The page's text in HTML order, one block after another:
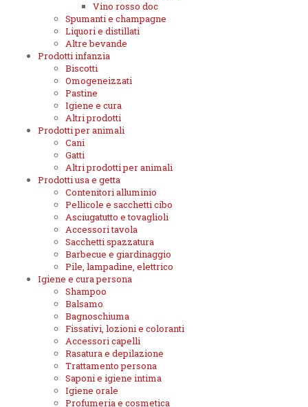
Vino rosso doc
Spumanti e champagne
Liquori e distillati
Altre bevande
Prodotti infanzia
Biscotti
Omogeneizzati
Pastine
Igiene e cura
Altri prodotti
Prodotti per animali
Cani
Gatti
Altri prodotti per animali
Prodotti usa e getta
Contenitori alluminio
Pellicole e sacchetti cibo
Asciugatutto e tovaglioli
Accessori tavola
Sacchetti spazzatura
Barbecue e giardinaggio
Pile, lampadine, elettrico
Igiene e cura persona
Shampoo
Balsamo
Bagnoschiuma
Fissativi, lozioni e coloranti
Accessori capelli
Rasatura e depilazione
Trattamento persona
Saponi e igiene intima
Igiene orale
Profumeria e cosmetica